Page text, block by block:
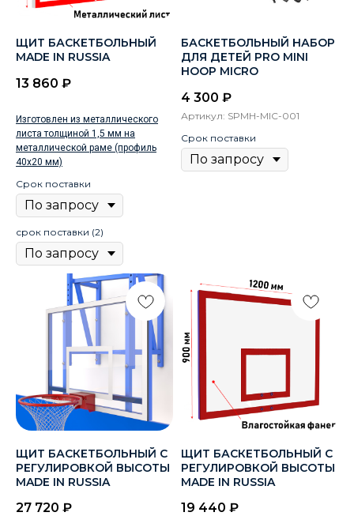
ЩИТ БАСКЕТБОЛЬНЫЙ
MADE IN RUSSIA
13 860 ₽
Изготовлен из металлического
листа толщиной 1,5 мм на
металлической раме (профиль
40х20 мм)
Срок поставки
срок поставки (2)
БАСКЕТБОЛЬНЫЙ НАБОР
ДЛЯ ДЕТЕЙ PRO MINI
HOOP MICRO
4 300 ₽
Артикул: SPMH-MIC-001
Срок поставки
ЩИТ БАСКЕТБОЛЬНЫЙ С
РЕГУЛИРОВКОЙ ВЫСОТЫ
MADE IN RUSSIA
27 720 ₽
ЩИТ БАСКЕТБОЛЬНЫЙ С
РЕГУЛИРОВКОЙ ВЫСОТЫ
MADE IN RUSSIA
19 440 ₽